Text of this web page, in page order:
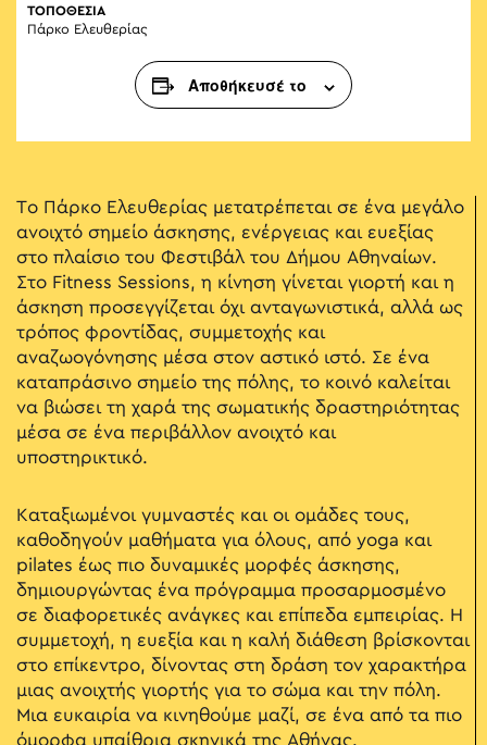
ΤΟΠΟΘΕΣΙΑ
Πάρκο Ελευθερίας
Αποθήκευσέ το
Το Πάρκο Ελευθερίας μετατρέπεται σε ένα μεγάλο
ανοιχτό σημείο άσκησης, ενέργειας και ευεξίας
στο πλαίσιο του Φεστιβάλ του Δήμου Αθηναίων.
Στο Fitness Sessions, η κίνηση γίνεται γιορτή και η
άσκηση προσεγγίζεται όχι ανταγωνιστικά, αλλά ως
τρόπος φροντίδας, συμμετοχής και
αναζωογόνησης μέσα στον αστικό ιστό. Σε ένα
καταπράσινο σημείο της πόλης, το κοινό καλείται
να βιώσει τη χαρά της σωματικής δραστηριότητας
μέσα σε ένα περιβάλλον ανοιχτό και
υποστηρικτικό.
Καταξιωμένοι γυμναστές και οι ομάδες τους,
καθοδηγούν μαθήματα για όλους, από yoga και
pilates έως πιο δυναμικές μορφές άσκησης,
δημιουργώντας ένα πρόγραμμα προσαρμοσμένο
σε διαφορετικές ανάγκες και επίπεδα εμπειρίας. Η
συμμετοχή, η ευεξία και η καλή διάθεση βρίσκονται
στο επίκεντρο, δίνοντας στη δράση τον χαρακτήρα
μιας ανοιχτής γιορτής για το σώμα και την πόλη.
Μια ευκαιρία να κινηθούμε μαζί, σε ένα από τα πιο
όμορφα υπαίθρια σκηνικά της Αθήνας.